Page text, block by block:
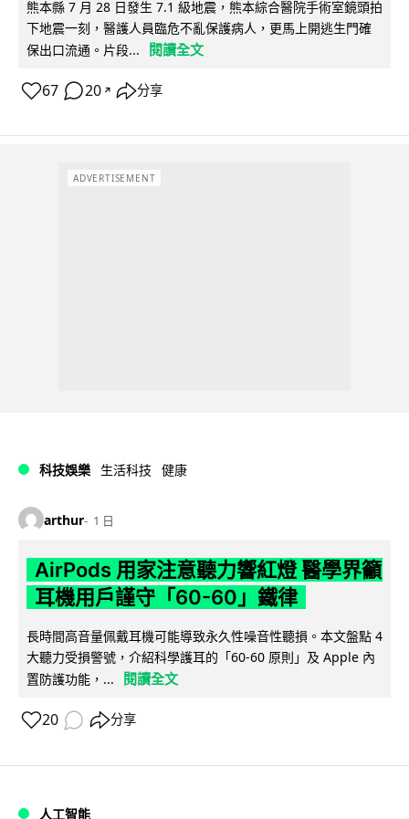
熊本縣 7 月 28 日發生 7.1 級地震，熊本綜合醫院手術室鏡頭拍
下地震一刻，醫護人員臨危不亂保護病人，更馬上開逃生門確
保出口流通。片段...
閱讀全文
67 20 ↗ 分享
ADVERTISEMENT
科技娛樂 生活科技 健康
arthur 1 日
AirPods 用家注意聽力響紅燈 醫學界籲
耳機用戶謹守「60-60」鐵律
長時間高音量佩戴耳機可能導致永久性噪音性聽損。本文盤點 4
大聽力受損警號，介紹科學護耳的「60-60 原則」及 Apple 內
置防護功能，...
閱讀全文
20 分享
人工智能